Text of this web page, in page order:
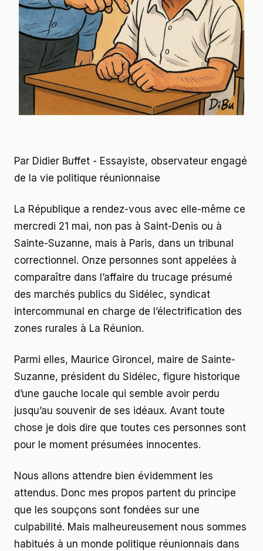
Par Didier Buffet - Essayiste, observateur engagé
de la vie politique réunionnaise
La République a rendez-vous avec elle-même ce
mercredi 21 mai, non pas à Saint-Denis ou à
Sainte-Suzanne, mais à Paris, dans un tribunal
correctionnel. Onze personnes sont appelées à
comparaître dans l’affaire du trucage présumé
des marchés publics du Sidélec, syndicat
intercommunal en charge de l’électrification des
zones rurales à La Réunion.
Parmi elles, Maurice Gironcel, maire de Sainte-
Suzanne, président du Sidélec, figure historique
d’une gauche locale qui semble avoir perdu
jusqu’au souvenir de ses idéaux. Avant toute
chose je dois dire que toutes ces personnes sont
pour le moment présumées innocentes.
Nous allons attendre bien évidemment les
attendus. Donc mes propos partent du principe
que les soupçons sont fondées sur une
culpabilité. Mais malheureusement nous sommes
habitués à un monde politique réunionnais dans